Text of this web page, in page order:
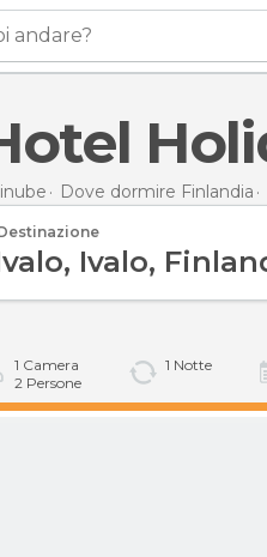
andare?
Dove dormire Finlandia
1 Camera
2 Persone
1 Notte